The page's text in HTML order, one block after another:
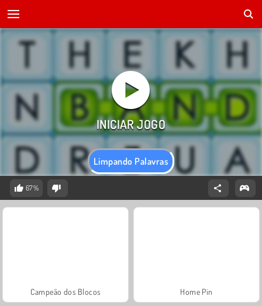
Limpando Palavras
67%
Campeão dos Blocos Home Pin